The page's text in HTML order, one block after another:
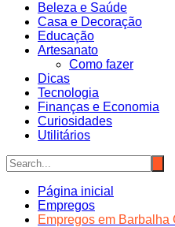
Beleza e Saúde
Casa e Decoração
Educação
Artesanato
Como fazer
Dicas
Tecnologia
Finanças e Economia
Curiosidades
Utilitários
Página inicial
Empregos
Empregos em Barbalha